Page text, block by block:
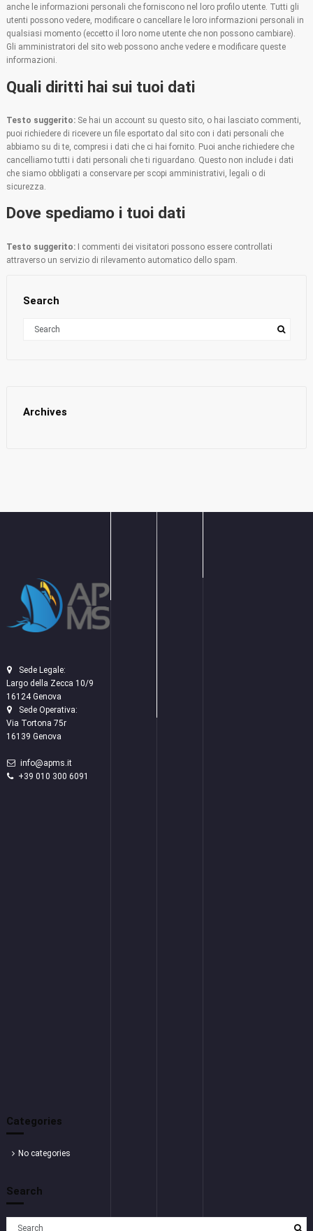
anche le informazioni personali che forniscono nel loro profilo utente. Tutti gli
utenti possono vedere, modificare o cancellare le loro informazioni personali in
qualsiasi momento (eccetto il loro nome utente che non possono cambiare).
Gli amministratori del sito web possono anche vedere e modificare queste
informazioni.
Quali diritti hai sui tuoi dati
Testo suggerito: Se hai un account su questo sito, o hai lasciato commenti,
puoi richiedere di ricevere un file esportato dal sito con i dati personali che
abbiamo su di te, compresi i dati che ci hai fornito. Puoi anche richiedere che
cancelliamo tutti i dati personali che ti riguardano. Questo non include i dati
che siamo obbligati a conservare per scopi amministrativi, legali o di
sicurezza.
Dove spediamo i tuoi dati
Testo suggerito:
I commenti dei visitatori possono essere controllati
attraverso un servizio di rilevamento automatico dello spam.
Search
Archives
Sede Legale:
Largo della Zecca 10/9
16124 Genova
Sede Operativa:
Via Tortona 75r
16139 Genova
info@apms.it
+39 010 300 6091
Categories
No categories
Search